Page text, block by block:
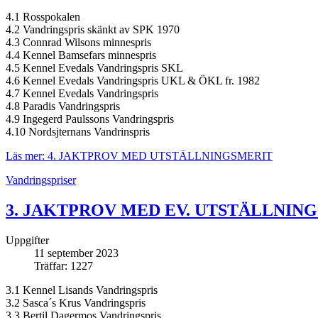
4.1 Rosspokalen
4.2 Vandringspris skänkt av SPK 1970
4.3 Connrad Wilsons minnespris
4.4 Kennel Bamsefars minnespris
4.5 Kennel Evedals Vandringspris SKL
4.6 Kennel Evedals Vandringspris UKL & ÖKL fr. 1982
4.7 Kennel Evedals Vandringspris
4.8 Paradis Vandringspris
4.9 Ingegerd Paulssons Vandringspris
4.10 Nordsjternans Vandrinspris
Läs mer: 4. JAKTPROV MED UTSTÄLLNINGSMERIT
Vandringspriser
3. JAKTPROV MED EV.
Uppgifter
11 september 2023
Träffar: 1227
3.1 Kennel Lisands Vandringspris
3.2 Sasca´s Krus Vandringspris
3.3 Bertil Dagermos Vandringspris